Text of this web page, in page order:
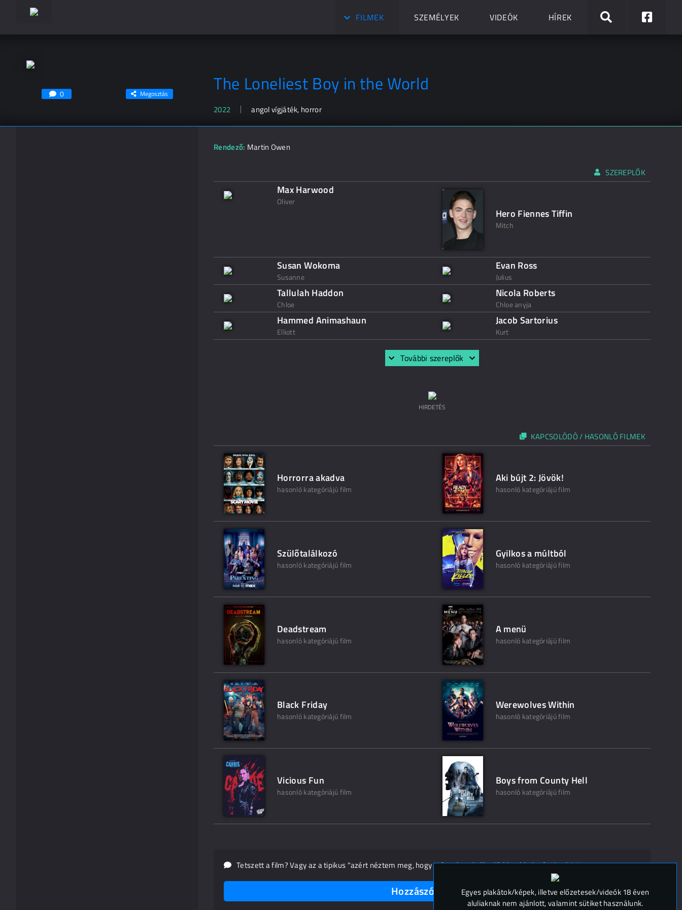
FILMEK SZEMÉLYEK VIDEÓK HÍREK
The Loneliest Boy in the World
2022 angol vígjáték, horror
0 Megosztás
Rendező: Martin Owen
SZEREPLŐK
Max Harwood
Oliver
Hero Fiennes Tiffin
Mitch
Susan Wokoma
Susanne
Evan Ross
Julius
Tallulah Haddon
Chloe
Nicola Roberts
Chloe anyja
Hammed Animashaun
Elliott
Jacob Sartorius
Kurt
További szereplők
HIRDETÉS
KAPCSOLÓDÓ / HASONLÓ FILMEK
Horrorra akadva
hasonló kategóriájú film
Aki bújt 2: Jövök!
hasonló kategóriájú film
Szülőtalálkozó
hasonló kategóriájú film
Gyilkos a múltból
hasonló kategóriájú film
Deadstream
hasonló kategóriájú film
A menü
hasonló kategóriájú film
Black Friday
hasonló kategóriájú film
Werewolves Within
hasonló kategóriájú film
Vicious Fun
hasonló kategóriájú film
Boys from County Hell
hasonló kategóriájú film
Tetszett a film? Vagy az a tipikus "azért néztem meg, hogy másnak ne kelljen"? Mondd el másoknak is!
Hozzászólások (0)
Egyes plakátok/képek, illetve előzetesek/videók 18 éven
aluliaknak nem ajánlott, valamint sütiket használunk.